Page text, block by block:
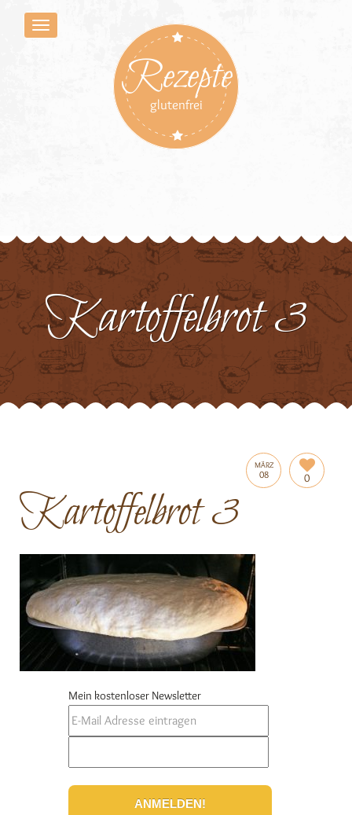
Rezepte
glutenfrei
Kartoffelbrot 3
MÄRZ
08 0
Kartoffelbrot 3
Mein kostenloser Newsletter